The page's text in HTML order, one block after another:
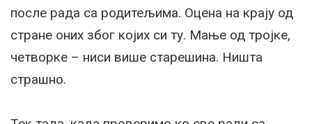
после рада са родитељима. Оцена на крају од
стране оних због којих си ту. Мање од тројке,
четворке – ниси више старешина. Ништа
страшно.